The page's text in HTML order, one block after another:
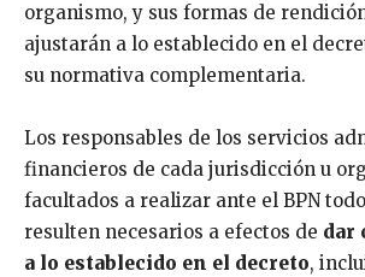
organismo, y sus formas de
ajustarán a lo establecido en el
su normativa complementaria.
Los responsables de los servicios
financieros de cada jurisdicción u
facultados a realizar ante el BPN
resulten necesarios a efectos de dar
a lo establecido en el decreto,